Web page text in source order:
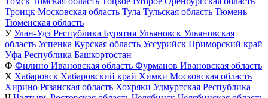
Троицк Московская область Тула Тульская область Тюмень
Тюменская область
У Улан-Удэ Республика Бурятия Ульяновск Ульяновская
область Успенка Курская область Уссурийск Приморский край
Уфа Республика Башкортостан
Ф Филино Ивановская область Фурманов Ивановская область
Х Хабаровск Хабаровский край Химки Московская область
Хирино Рязанская область Хохряки Удмуртская Республика